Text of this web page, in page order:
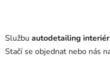
Službu autodetailing
Stačí se objednat nebo nás